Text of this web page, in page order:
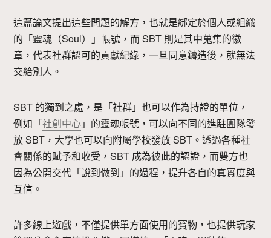
這篇論文提出這些問題的解方，也就是綁定於個人或組織
的「靈魂（Soul）」帳號，而 SBT 則是其中蒐集的徽
章，代表社群認可的貢獻紀綠，一旦同意鑄造後，就無法
交給別人。
SBT 的獨到之處，是「社群」也可以作為持證的單位，
例如「社創中心」的靈魂帳號，可以向不同的進駐團隊發
放 SBT，大學也可以向附屬學校發放 SBT。透過各種社
會關係的賦予和收受，SBT 成為彼此的認證，而雙方也
因為公開交代「說到做到」的過程，提升各自的真實度與
互信。
許多線上遊戲，不僅提供單方面使用的寶物，也提供玩家